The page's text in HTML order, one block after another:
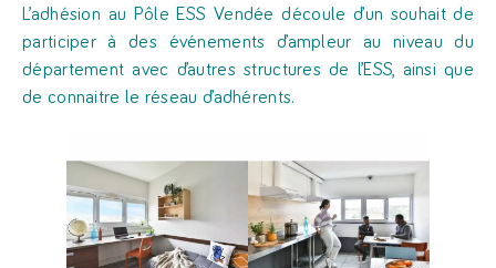
L’adhésion au Pôle ESS Vendée découle d’un souhait de
participer à des événements d’ampleur au niveau du
département avec d’autres structures de l’ESS, ainsi que
de connaitre le réseau d’adhérents.